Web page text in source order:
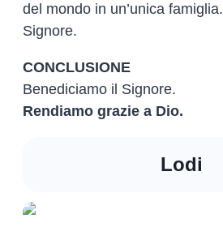
del mondo in un’unica
Signore.
CONCLUSIONE
Benediciamo il Signore.
Rendiamo grazie a Dio.
Lodi